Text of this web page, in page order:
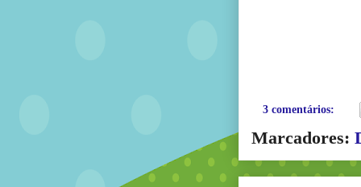
3 comentários:
Marcadores: